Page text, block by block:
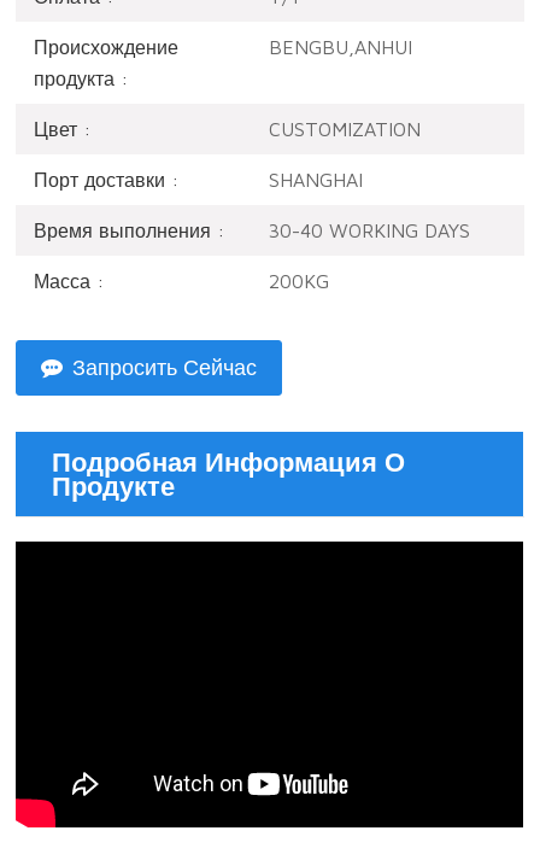
Происхождение
продукта :
BENGBU,ANHUI
Цвет : CUSTOMIZATION
Порт доставки : SHANGHAI
Время выполнения : 30-40 WORKING DAYS
Масса : 200KG
Запросить Сейчас
Подробная Информация О
Продукте